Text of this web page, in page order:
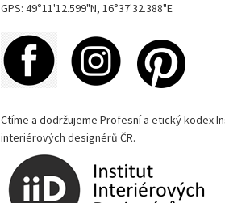
GPS: 49°11'12.599"N, 16°37'32.388"E
Ctíme a dodržujeme Profesní a etický kodex
interiérových designérů ČR.